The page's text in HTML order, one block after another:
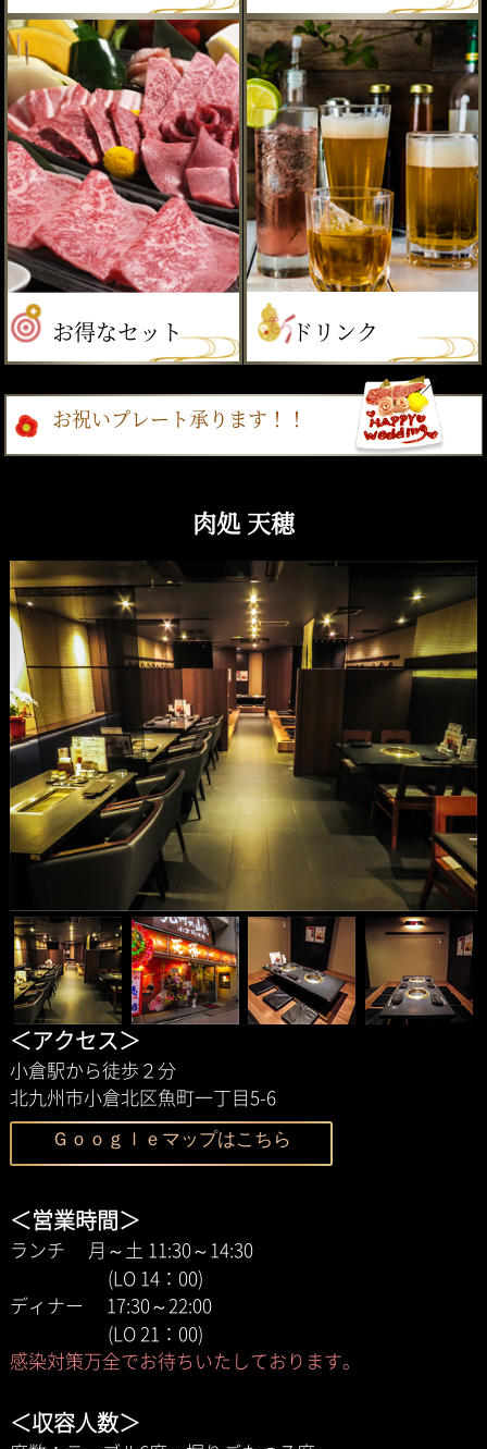
お得なセット ドリンク
お祝いプレート承ります！！
肉処 天穂
＜アクセス＞
小倉駅から徒歩２分
北九州市小倉北区魚町一丁目5-6
Ｇｏｏｇｌｅマップはこちら
＜営業時間＞
ランチ 月～土 11:30～14:30
(LO 14：00)
ディナー 17:30～22:00
(LO 21：00)
感染対策万全でお待ちいたしております。
＜収容人数＞